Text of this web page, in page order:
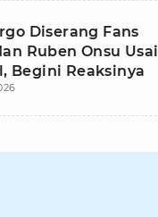
Diserang Fans
Ruben Onsu Usai
Begini Reaksinya